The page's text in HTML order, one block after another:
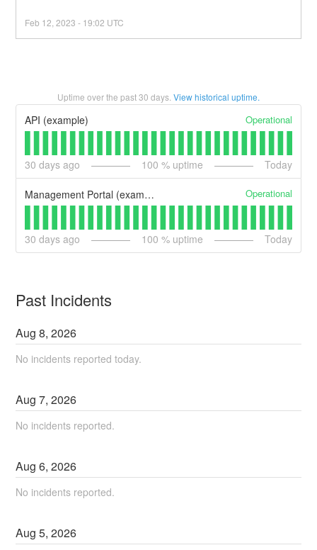
Feb 12 ,2023 - 19:02 UTC
Uptime over the past30 days. View historical uptime.
API (example) Operational
30 days ago 100 % uptime Today
Management Portal (example) Operational
30 days ago 100 % uptime Today
Past Incidents
Aug8,2026
No incidents reported today.
Aug7,2026
No incidents reported.
Aug6,2026
No incidents reported.
Aug5,2026